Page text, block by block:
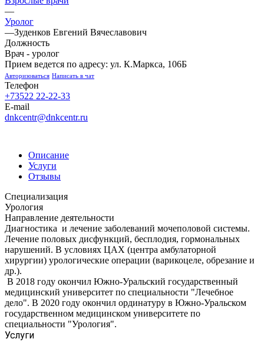
—
Уролог
—Зуденков Евгений Вячеславович
Должность
Врач - уролог
Прием ведется по адресу: ул. К.Маркса, 106Б
Авторизоваться Написать в чат
Телефон
+73522 22-22-33
E-mail
dnkcentr@dnkcentr.ru
Описание
Услуги
Отзывы
Специализация
Урология
Направление деятельности
Диагностика и лечение заболеваний мочеполовой системы.
Лечение половых дисфункций, бесплодия, гормональных
нарушений. В условиях ЦАХ (центра амбулаторной
хирургии) урологические операции (варикоцеле, обрезание и
др.).
В 2018 году окончил Южно-Уральский государственный
медицинский университет по специальности "Лечебное
дело". В 2020 году окончил ординатуру в Южно-Уральском
государственном медицинском университете по
специальности "Урология".
Услуги